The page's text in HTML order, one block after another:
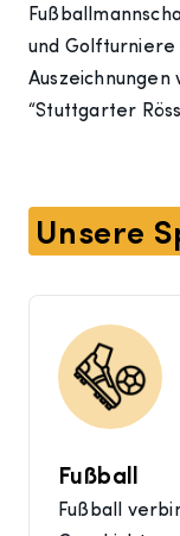
und
“Stuttgarter
Unsere
Fußball
Fußball